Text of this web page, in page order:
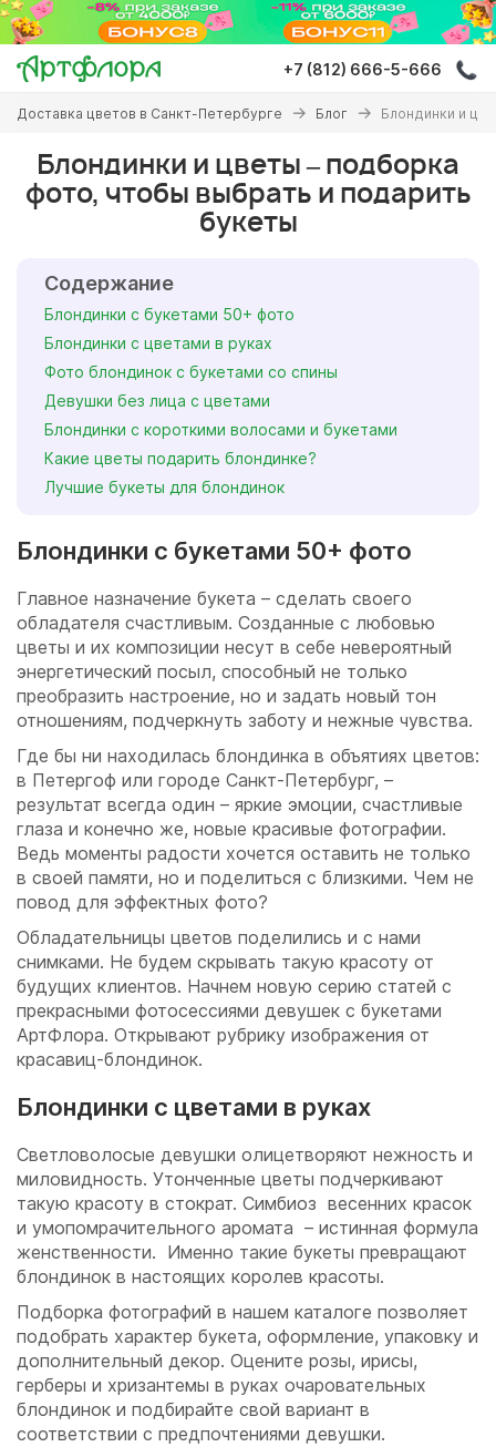
Перейти
основному
содержанию
+7 (812) 666-5-666
Вы
здесь
Доставка цветов в Санкт-Петербурге Блог Блондинки и
Блондинки и цветы – подборка
фото, чтобы выбрать и подарить
букеты
Содержание
Блондинки с букетами 50+ фото
Блондинки с цветами в руках
Фото блондинок с букетами со спины
Девушки без лица с цветами
Блондинки с короткими волосами и букетами
Какие цветы подарить блондинке?
Лучшие букеты для блондинок
Блондинки с букетами 50+ фото
Главное назначение букета – сделать своего
обладателя счастливым. Созданные с любовью
цветы и их композиции несут в себе невероятный
энергетический посыл, способный не только
преобразить настроение, но и задать новый тон
отношениям, подчеркнуть заботу и нежные чувства.
Где бы ни находилась блондинка в объятиях цветов:
в Петергоф или городе Санкт-Петербург, –
результат всегда один – яркие эмоции, счастливые
глаза и конечно же, новые красивые фотографии.
Ведь моменты радости хочется оставить не только
в своей памяти, но и поделиться с близкими. Чем не
повод для эффектных фото?
Обладательницы цветов поделились и с нами
снимками. Не будем скрывать такую красоту от
будущих клиентов. Начнем новую серию статей с
прекрасными фотосессиями девушек с букетами
АртФлора. Открывают рубрику изображения от
красавиц-блондинок.
Блондинки с цветами в руках
Светловолосые девушки олицетворяют нежность и
миловидность. Утонченные цветы подчеркивают
такую красоту в стократ. Симбиоз весенних красок
и умопомрачительного аромата – истинная формула
женственности. Именно такие букеты превращают
блондинок в настоящих королев красоты.
Подборка фотографий в нашем каталоге позволяет
подобрать характер букета, оформление, упаковку и
дополнительный декор. Оцените розы, ирисы,
герберы и хризантемы в руках очаровательных
блондинок и подбирайте свой вариант в
соответствии с предпочтениями девушки.